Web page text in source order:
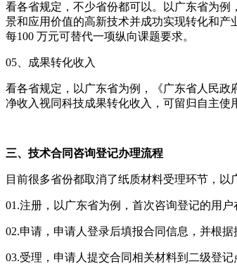
看各省规定，不少省份都可以。以广东省为例
景和应用价值的高新技术并成功实现转化和产
每100 万元可替代一项纵向课题要求。
05、成果转化收入
看各省规定，以广东省为例，《广东省人民政
净收入视同科技成果转化收入，可留归自主使
三、技术合同咨询登记办理流程
目前很多省份都取消了纸质材料受理环节，
01.注册，以广东省为例，首次咨询登记的用
02.申请，申请人登录后填报合同信息，并根据
03.受理，申请人提交合同相关材料到二级登